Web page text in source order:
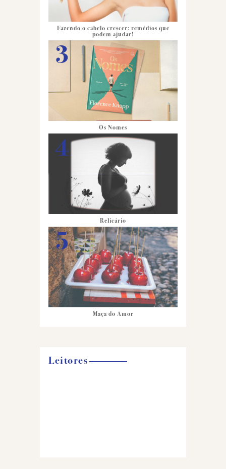
Fazendo o cabelo crescer: remédios que
podem ajudar!
Os Nomes
Relicário
Maça do Amor
Leitores